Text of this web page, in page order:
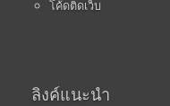
โค้ดติดเว็บ
ลิงค์แนะนำ